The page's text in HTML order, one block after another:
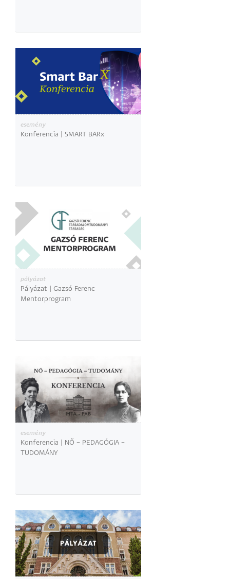
esemény
Konferencia | SMART BARx
pályázat
Pályázat | Gazsó Ferenc
Mentorprogram
esemény
Konferencia | NŐ – PEDAGÓGIA –
TUDOMÁNY